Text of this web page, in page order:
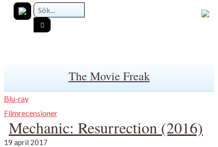
The Movie Freak
Blu-ray
Filmrecensioner
Mechanic: Resurrection (2016)
19 april 2017